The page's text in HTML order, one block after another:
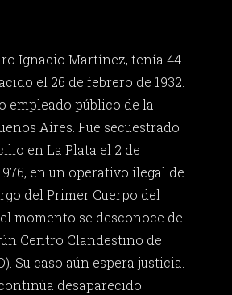
Ignacio Martínez, tenía 44
el 26 de febrero de 1932.
empleado público de la
Aires. Fue secuestrado
en La Plata el 2 de
en un operativo ilegal de
del Primer Cuerpo del
momento se desconoce de
Centro Clandestino de
Su caso aún espera justicia.
desaparecido.